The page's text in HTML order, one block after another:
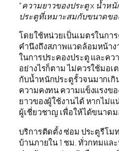
“ความยาวของประตู x น้ำห
ประตูที่เหมาะสมกับขนาดขอ
โดยใช้หน่วยเป็นเมตรในกา
คำนึงถึงสภาพแวดล้อมหน้า
ในการประคองประตู และค
อย่างไรก็ตาม ไม่ควรใช้มอ
กับน้ำหนักประตูรั้วจนมากเกิ
ความคงทน ความแข็งแรงข
ยาวของผู้ใช้งานได้ หากไม่
ผู้เชี่ยวชาญ เพื่อให้ได้ขนาด
บริการติดตั้ง ซ่อม ประตูรีโม
บ้านภายใน 1 ชม. ทั่วกทมแ